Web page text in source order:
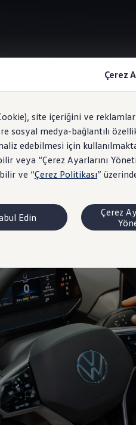
Çerez
site içeriğini ve
sosyal medya-bağlantılı
edebilmesi için
veya “Çerez Ayarlarını
ve “Çerez Politikası”
Edin
Çerez
Dijital Kokpit
akıllı